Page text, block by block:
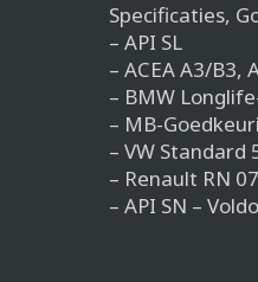
Specificaties,
– API SL
– ACEA A3/B3,
– BMW
– MB-
– VW Standard
– Renault RN
– API SN –